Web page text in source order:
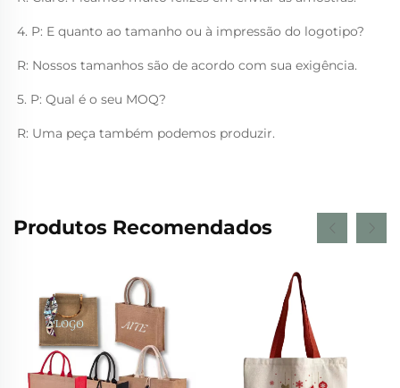
4. P: E quanto ao tamanho ou à impressão do logotipo?
R: Nossos tamanhos são de acordo com sua exigência.
5. P: Qual é o seu MOQ?
R: Uma peça também podemos produzir.
Produtos Recomendados